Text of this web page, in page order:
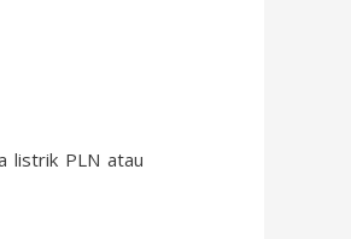
listrik PLN atau